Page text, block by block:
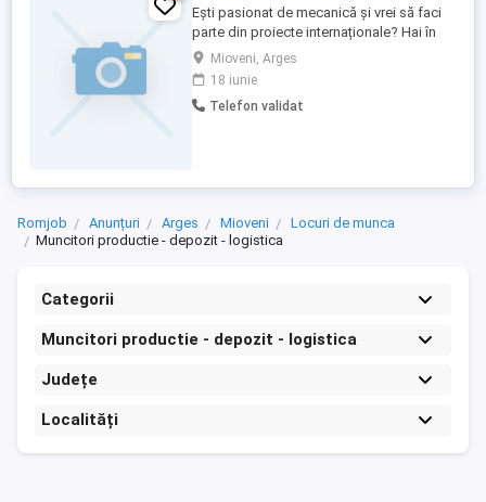
Ești pasionat de mecanică și vrei să faci
parte din proiecte internaționale? Hai în
echipa noastră! Căutăm Lăcătuș Mecanic
pentru atelierul de montaj! Vei lucra cu
echipamente industriale diverse, alături de
colegi cu experiență, atât local cât și
Mioveni, Arges
18 iunie
Telefon validat
Romjob Anunțuri Arges Mioveni
Locuri de munca
Muncitori productie - depozit - logistica
Categorii
Muncitori productie - depozit - logistica
Județe
Localități